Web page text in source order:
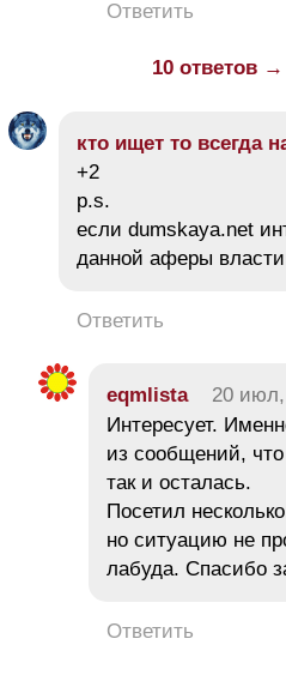
Ответить
10 ответов →
кто ищет то всегда
+2
p.s.
если dumskaya.net
данной аферы
Ответить
eqmlista 20
Интересует.
из сообщений,
так и осталась.
Посетил
но ситуацию не
лабуда. Спасибо
Ответить